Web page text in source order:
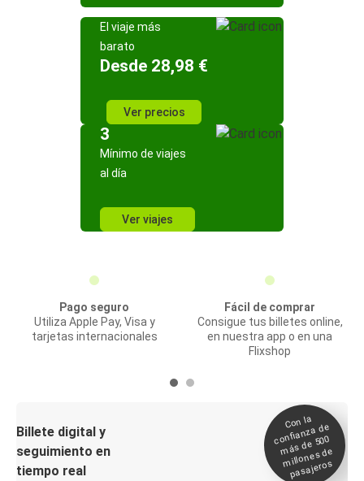
El viaje más
barato
Desde 28,98 €
Ver precios
3
Mínimo de viajes
al día
Ver viajes
Pago seguro
Utiliza Apple Pay, Visa y
tarjetas internacionales
Fácil de comprar
Consigue tus billetes online,
en nuestra app o en una
Flixshop
Billete digital y
seguimiento en
tiempo real
Con la
confianza de
más de 500
millones de
pasajeros